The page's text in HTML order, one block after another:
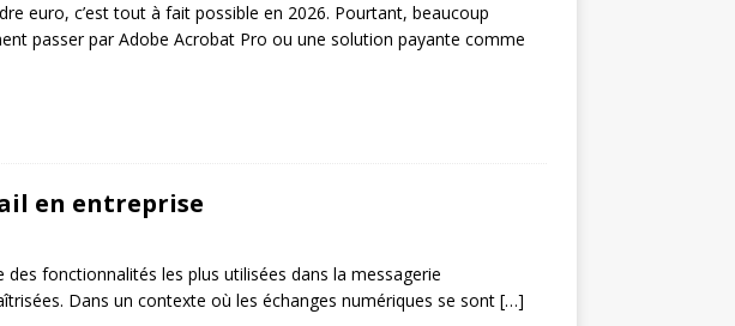
euro, c’est tout à fait possible en 2026. Pourtant, beaucoup
passer par Adobe Acrobat Pro ou une solution payante comme
en entreprise
fonctionnalités les plus utilisées dans la messagerie
Dans un contexte où les échanges numériques se sont […]